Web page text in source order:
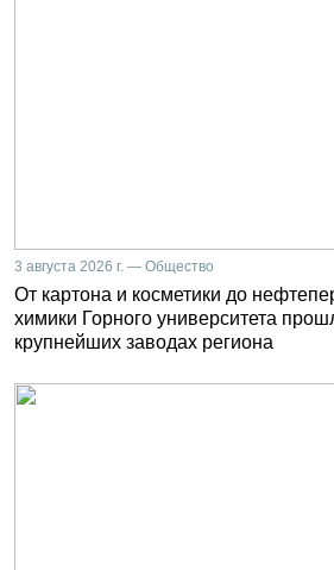
3 августа 2026 г. — Общество
От картона и косметики до
химики Горного университета
крупнейших заводах региона